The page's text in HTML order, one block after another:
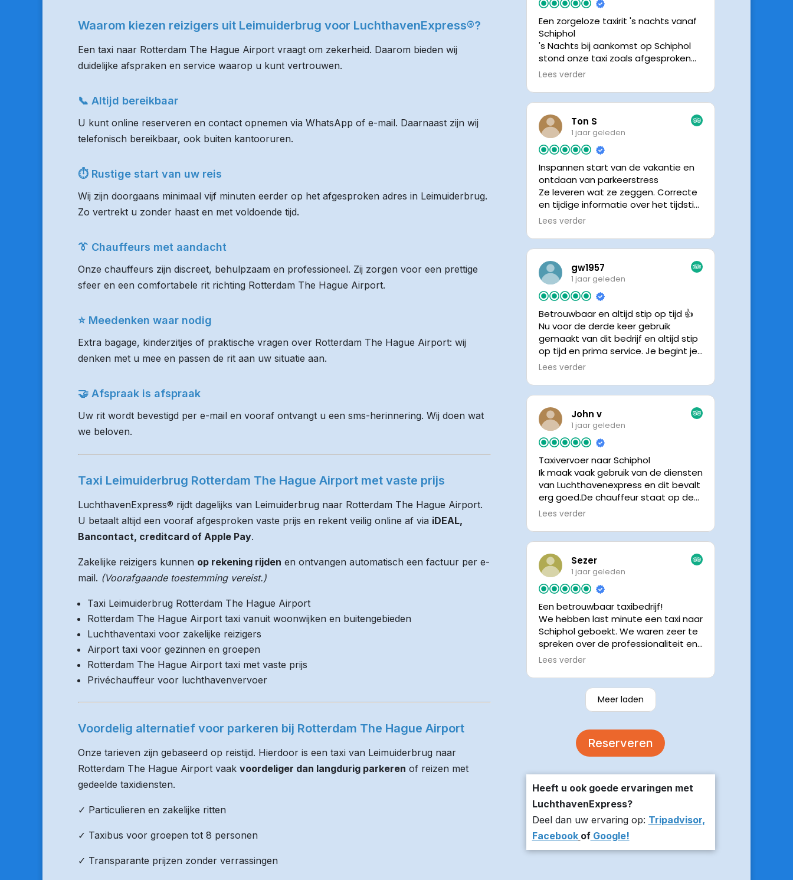
Waarom kiezen reizigers uit Leimuiderbrug voor LuchthavenExpress®?
Een taxi naar Rotterdam The Hague Airport vraagt om zekerheid. Daarom bieden wij
duidelijke afspraken en service waarop u kunt vertrouwen.
📞 Altijd bereikbaar
U kunt online reserveren en contact opnemen via WhatsApp of e-mail. Daarnaast zijn wij
telefonisch bereikbaar, ook buiten kantooruren.
⏱ Rustige start van uw reis
Wij zijn doorgaans minimaal vijf minuten eerder op het afgesproken adres in Leimuiderbrug.
Zo vertrekt u zonder haast en met voldoende tijd.
👔 Chauffeurs met aandacht
Onze chauffeurs zijn discreet, behulpzaam en professioneel. Zij zorgen voor een prettige
sfeer en een comfortabele rit richting Rotterdam The Hague Airport.
⭐ Meedenken waar nodig
Extra bagage, kinderzitjes of praktische vragen over Rotterdam The Hague Airport: wij
denken met u mee en passen de rit aan uw situatie aan.
🤝 Afspraak is afspraak
Uw rit wordt bevestigd per e-mail en vooraf ontvangt u een sms-herinnering. Wij doen wat
we beloven.
Taxi Leimuiderbrug Rotterdam The Hague Airport met vaste prijs
LuchthavenExpress® rijdt dagelijks van Leimuiderbrug naar Rotterdam The Hague Airport.
U betaalt altijd een vooraf afgesproken vaste prijs en rekent veilig online af via iDEAL,
Bancontact, creditcard of Apple Pay.
Zakelijke reizigers kunnen op rekening rijden en ontvangen automatisch een factuur per e-
mail. (Voorafgaande toestemming vereist.)
Taxi Leimuiderbrug Rotterdam The Hague Airport
Rotterdam The Hague Airport taxi vanuit woonwijken en buitengebieden
Luchthaventaxi voor zakelijke reizigers
Airport taxi voor gezinnen en groepen
Rotterdam The Hague Airport taxi met vaste prijs
Privéchauffeur voor luchthavenvervoer
Voordelig alternatief voor parkeren bij Rotterdam The Hague Airport
Onze tarieven zijn gebaseerd op reistijd. Hierdoor is een taxi van Leimuiderbrug naar
Rotterdam The Hague Airport vaak voordeliger dan langdurig parkeren of reizen met
gedeelde taxidiensten.
✓ Particulieren en zakelijke ritten
✓ Taxibus voor groepen tot 8 personen
✓ Transparante prijzen zonder verrassingen
Een zorgeloze taxirit 's nachts vanaf
Schiphol
's Nachts bij aankomst op Schiphol
stond onze taxi zoals afgesproken
keurig te wachten. Dankzij de goede
chauffeur wisten we precies waar de
chauffeur, met een prachtige auto
was het een comfortabele rit. Graag
tot de volgende de keer.
Lees verder
Ton S
1 jaar geleden
Inspannen start van de vakantie en
ontdaan van parkeerstress
Ze leveren wat ze zeggen. Correcte
en tijdige informatie over het tijdstip
van ophalen. Voldeed ook nu weer
Lees verder
gw1957
1 jaar geleden
Betrouwbaar en altijd stip op tijd 👍
Nu voor de derde keer gebruik
gemaakt van dit bedrijf en altijd stip
op tijd en prima service. Je begint je
vakantie zonder zorgen iig. 👍👍
Lees verder
John v
1 jaar geleden
Taxivervoer naar Schiphol
Ik maak vaak gebruik van de diensten
van Luchthavenexpress en dit bevalt
erg goed.De chauffeur staat op de
afgesproken tijd klaar om je op te
neemt de chauffeur direct contact
staat.Altijd nette chauffeurs, en in
mijn geval is het voordeliger dan
parkeren op P3 bij 9 dagen parkeren.
En dan hopen dat je auto geen
schade heeft ivm de krappe
parkeervakken. Ik beveel
Luchthavenexpress dan ook zeker
aan.
Lees verder
Sezer
1 jaar geleden
Een betrouwbaar taxibedrijf!
We hebben last minute een taxi naar
Schiphol geboekt. We waren zeer te
spreken over de professionaliteit en
vriendelijkheid van luchthavenexpres!
verzekerde om er op tijd te zijn en
stuurde z’n live locatie een paar
minuten voor aanvang bij ons thuis.
volgende keer zou ik weer hier
Lees verder
Meer laden
Reserveren
Heeft u ook goede ervaringen met
LuchthavenExpress?
Deel dan uw ervaring op: Tripadvisor,
Facebook ofGoogle!